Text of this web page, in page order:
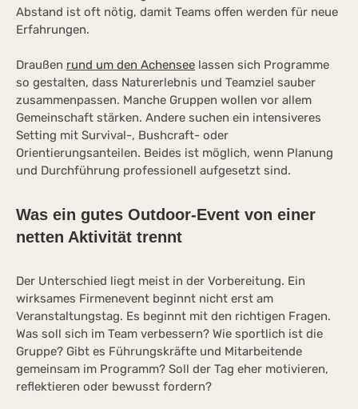
Abstand ist oft nötig, damit Teams offen werden für neue
Erfahrungen.
Draußen rund um den Achensee lassen sich Programme
so gestalten, dass Naturerlebnis und Teamziel sauber
zusammenpassen. Manche Gruppen wollen vor allem
Gemeinschaft stärken. Andere suchen ein intensiveres
Setting mit Survival-, Bushcraft- oder
Orientierungsanteilen. Beides ist möglich, wenn Planung
und Durchführung professionell aufgesetzt sind.
Was ein gutes Outdoor-Event von einer
netten Aktivität trennt
Der Unterschied liegt meist in der Vorbereitung. Ein
wirksames Firmenevent beginnt nicht erst am
Veranstaltungstag. Es beginnt mit den richtigen Fragen.
Was soll sich im Team verbessern? Wie sportlich ist die
Gruppe? Gibt es Führungskräfte und Mitarbeitende
gemeinsam im Programm? Soll der Tag eher motivieren,
reflektieren oder bewusst fordern?